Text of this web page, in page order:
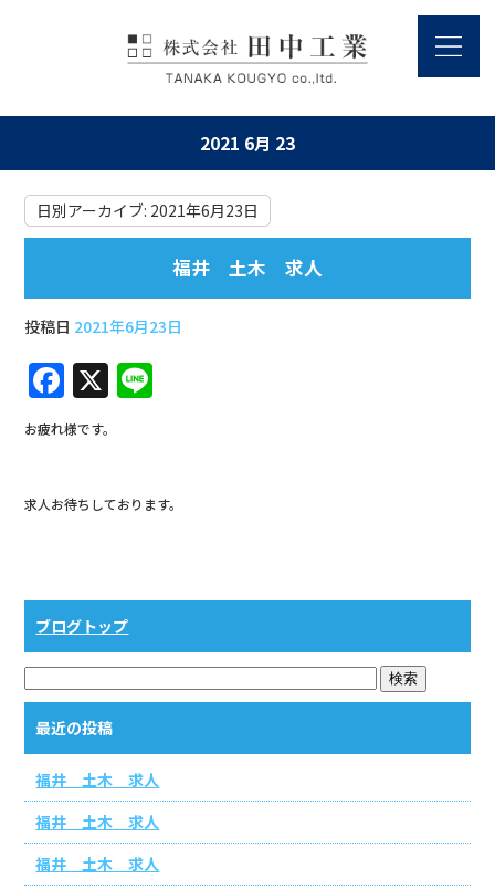
2021 6月 23
日別アーカイブ: 2021年6月23日
福井 土木 求人
投稿日 2021年6月23日
F
a
c
e
b
o
k
X
お疲れ様です。
求人お待ちしております。
ブログトップ
最近の投稿
福井 土木 求人
福井 土木 求人
福井 土木 求人